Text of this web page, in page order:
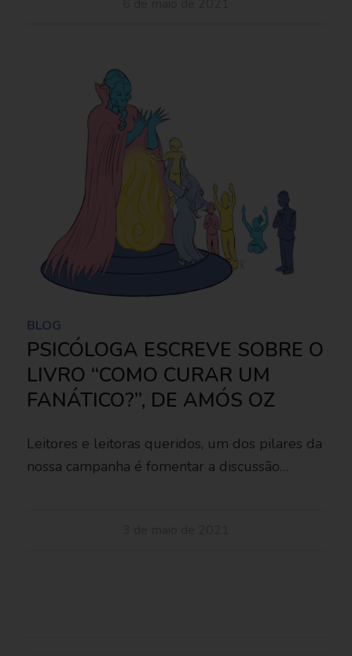
BLOG
PSICÓLOGA ESCREVE SOBRE O
LIVRO “COMO CURAR UM
FANÁTICO?”, DE AMÓS OZ
Leitores e leitoras queridos, um dos pilares da
nossa campanha é fomentar a discussão…